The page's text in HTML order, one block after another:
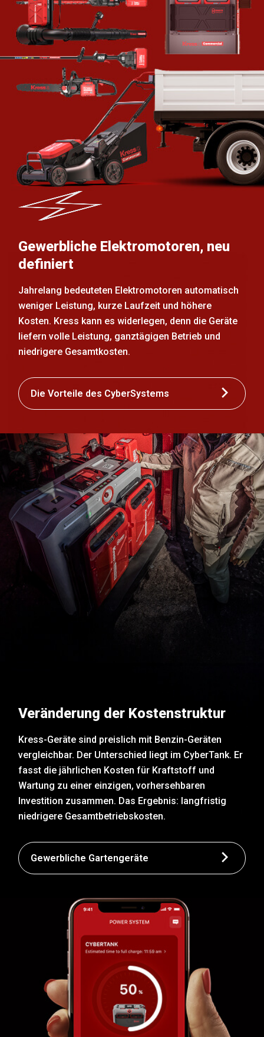
Gewerbliche Elektromotoren, neu
definiert
Jahrelang bedeuteten Elektromotoren automatisch
weniger Leistung, kurze Laufzeit und höhere
Kosten. Kress kann es widerlegen, denn die Geräte
liefern volle Leistung, ganztägigen Betrieb und
niedrigere Gesamtkosten.
Die Vorteile des CyberSystems
Veränderung der Kostenstruktur
Kress-Geräte sind preislich mit Benzin-Geräten
vergleichbar. Der Unterschied liegt im CyberTank. Er
fasst die jährlichen Kosten für Kraftstoff und
Wartung zu einer einzigen, vorhersehbaren
Investition zusammen. Das Ergebnis: langfristig
niedrigere Gesamtbetriebskosten.
Gewerbliche Gartengeräte